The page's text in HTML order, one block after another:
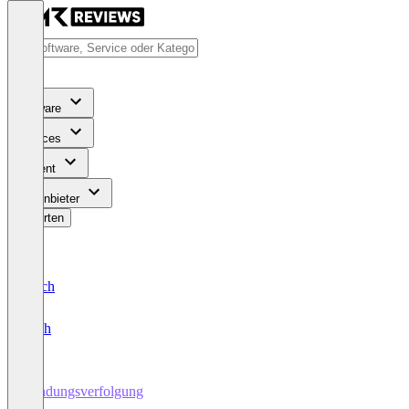
Software
Services
Content
Für Anbieter
Bewerten
Deutsch
English
Sendungsverfolgung